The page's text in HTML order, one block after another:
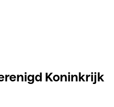
Koninkrijk